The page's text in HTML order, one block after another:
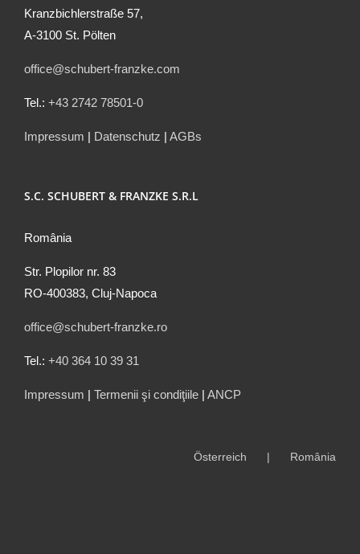
Kranzbichlerstraße 57,
A-3100 St. Pölten
office@schubert-franzke.com
Tel.: +43 2742 78501-0
Impressum | Datenschutz | AGBs
S.C. SCHUBERT & FRANZKE S.R.L
România
Str. Plopilor nr. 83
RO-400383, Cluj-Napoca
office@schubert-franzke.ro
Tel.: +40 364 10 39 31
Impressum | Termenii şi condiţiile | ANCP
Österreich România